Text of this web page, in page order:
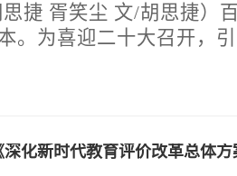
民族伟大复兴而团结奋
引起了广泛热议和强烈
捷 胥笑尘 文/胡思捷）
。为喜迎二十大召开，
年新入职教职工顺利
人的理念，提高岗位责
支高素质的教职工队伍
化新时代教育评价改革总体